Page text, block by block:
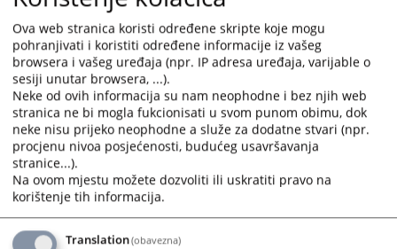
obliku, objavljena u skladu sa odredbama Pravilnika o
objavljivanju sudskih odluka Ministarstva pravde Republike
Srpske („Službeni glasnik Republike Srpske“ broj 96/24).
Prikazana vijest je na: Srpski jezik
Prateći dokumenti
11 0 U 039763 25 U - izdavanje ekološke dozvole
215PREGLEDA
Ova web stranica koristi određene skripte koje mogu
pohranjivati i koristiti određene informacije iz vašeg
browsera i vašeg uređaja (npr. IP adresa uređaja, varijable o
sesiji unutar browsera, ...).
Neke od ovih informacija su nam neophodne i bez njih web
stranica ne bi mogla fukcionisati u svom punom obimu, dok
neke nisu prijeko neophodne a služe za dodatne stvari (npr.
procjenu nivoa posjećenosti, budućeg usavršavanja
stranice...).
Na ovom mjestu možete dozvoliti ili uskratiti pravo na
korištenje tih informacija.
Translation(obavezna)